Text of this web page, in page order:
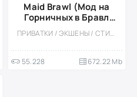
Maid Brawl (Мод на
Горничных в Бравл
Старс)
ПРИВАТКИ / ЭКШЕНЫ / СТИЛИЗАЦИЯ / ВСТРОЕННЫЙ КЕШ / МОД / ИЗОМЕТРИЯ
55.228 672.22 Mb